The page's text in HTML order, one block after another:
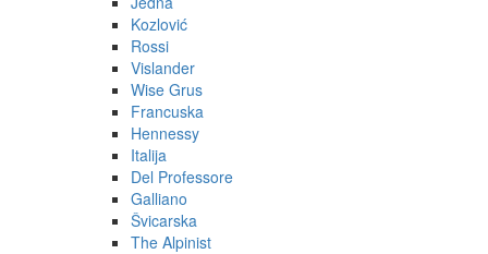
Kozlović
Rossi
Vislander
Wise Grus
Francuska
Hennessy
Italija
Del Professore
Galliano
Švicarska
The Alpinist